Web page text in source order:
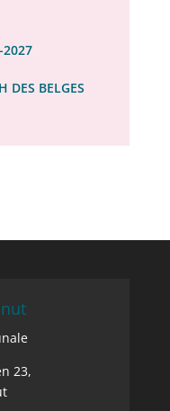
2027
DES BELGES
23,